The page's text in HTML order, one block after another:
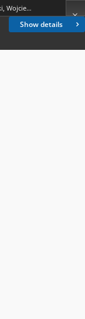
Show details
Dzieduszycki, Wojciech (1848-1909)